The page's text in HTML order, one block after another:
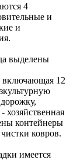
4
и
и
выделены
включающая 12
хозяйственная
контейнеры
ковров.
имеется